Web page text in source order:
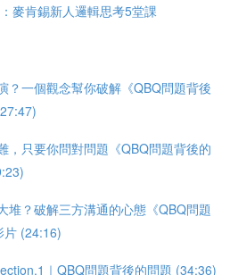
麥肯錫新人邏輯思考5堂課
？一個觀念幫你破解《QBQ問題背後
，只要你問對問題《QBQ問題背後的
堆？破解三方溝通的心態《QBQ問題
片 (24:16)
｜QBQ問題背後的問題 (34:36)